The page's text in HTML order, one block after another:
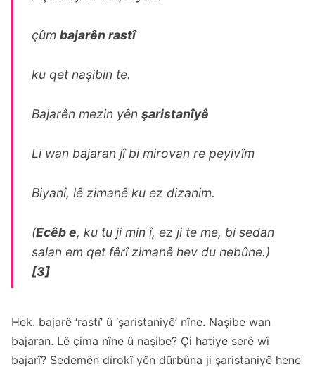
çûmbajarên rastî
ku qet naşibin te.
Bajarên mezin yênşaristanîyê
Li wan bajaran jî bi mirovan re peyivîm
Biyanî, lê zimanê ku ez dizanim.
(Ecêb e, ku tu ji min î, ez ji te me, bi sedan
salan em qet fêrî zimanê hev du nebûne.)
[3]
Hek. bajarê ‘rastî’ û ‘şaristaniyê’ nîne. Naşibe wan
bajaran. Lê çima nîne û naşibe? Çi hatiye serê wî
bajarî? Sedemên dîrokî yên dûrbûna ji şaristaniyê hene